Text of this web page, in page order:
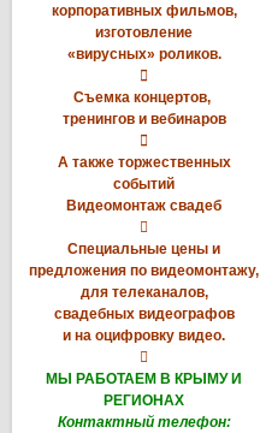
корпоративных фильмов,
изготовление
«вирусных» роликов.

Съемка концертов,
тренингов и вебинаров

А также торжественных
событий
Видеомонтаж свадеб

Специальные цены и
предложения по видеомонтажу,
для телеканалов,
свадебных видеографов
и на оцифровку видео.

МЫ РАБОТАЕМ В КРЫМУ И
РЕГИОНАХ
Контактный телефон: